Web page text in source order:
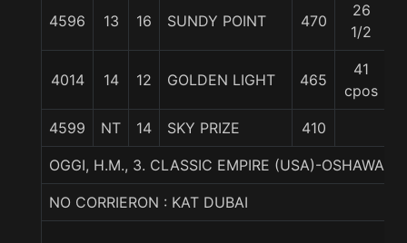
4596 13 16 SUNDY POINT 470
26
1/2
4014 14 12 GOLDEN LIGHT 465
41
cpos
4599 NT 14 SKY PRIZE 410
OGGI, H.M., 3. CLASSIC EMPIRE (USA)-OSHAWA-
NO CORRIERON : KAT DUBAI